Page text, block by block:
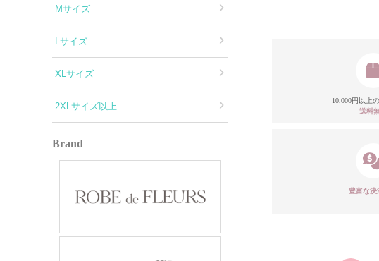
Mサイズ
Lサイズ
XLサイズ
2XLサイズ以上
Brand
10,000円以上
送料
豊富な決